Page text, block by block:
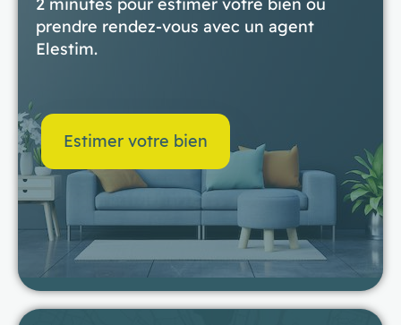
prendre rendez-vous avec un agent
Elestim.
Estimer votre bien